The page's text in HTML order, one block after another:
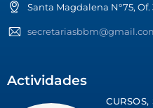
Santa Magdalena N°75,
Actividades